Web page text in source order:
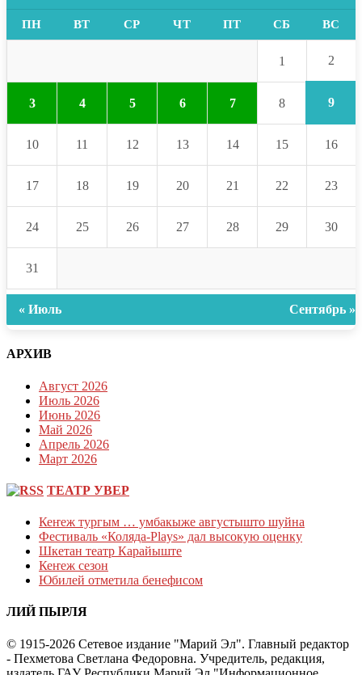
ПН ВТ СР ЧТ ПТ СБ ВС
1 2
3 4 5 6 7 8 9
10 11 12 13 14 15 16
17 18 19 20 21 22 23
24 25 26 27 28 29 30
31
« Июль Сентябрь »
АРХИВ
Август 2026
Июль 2026
Июнь 2026
Май 2026
Апрель 2026
Март 2026
ТЕАТР УВЕР
Кеҥеж тургым … умбакыже августышто шуйна
Фестиваль «Коляда-Plays» дал высокую оценку
Шкетан театр Карайыште
Кеҥеж сезон
Юбилей отметила бенефисом
ЛИЙ ПЫРЛЯ
© 1915-2026 Сетевое издание "Марий Эл". Главный редактор
- Пехметова Светлана Федоровна. Учредитель, редакция,